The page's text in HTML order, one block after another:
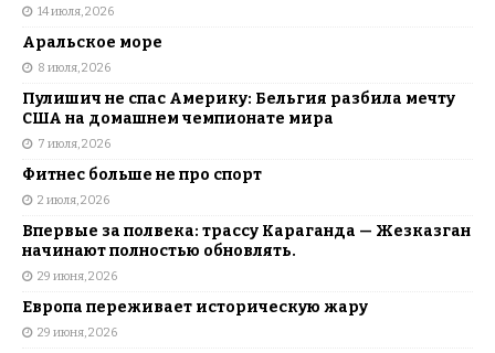
14 июля, 2026
Аральское море
8 июля, 2026
Пулишич не спас Америку: Бельгия разбила мечту
США на домашнем чемпионате мира
7 июля, 2026
Фитнес больше не про спорт
2 июля, 2026
Впервые за полвека: трассу Караганда — Жезказган
начинают полностью обновлять.
29 июня, 2026
Европа переживает историческую жару
29 июня, 2026